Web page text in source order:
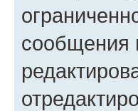
сообщения